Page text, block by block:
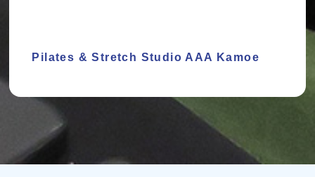
Pilates & Stretch Studio AAA Kamoe